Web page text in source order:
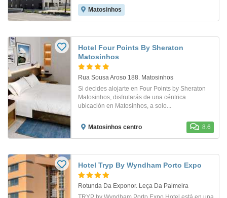
Matosinhos
Hotel Four Points By Sheraton
Matosinhos
Rua Sousa Aroso 188. Matosinhos
Si decides alojarte en Four Points by Sheraton
Matosinhos, disfrutarás de una céntrica
ubicación en Matosinhos, a solo...
Matosinhos centro 8.6
Hotel Tryp By Wyndham Porto Expo
Rotunda Da Exponor. Leça Da Palmeira